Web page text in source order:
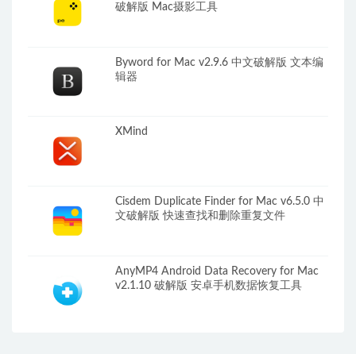
破解版 Mac摄影工具
Byword for Mac v2.9.6 中文破解版 文本编
辑器
XMind
Cisdem Duplicate Finder for Mac v6.5.0 中
文破解版 快速查找和删除重复文件
AnyMP4 Android Data Recovery for Mac
v2.1.10 破解版 安卓手机数据恢复工具